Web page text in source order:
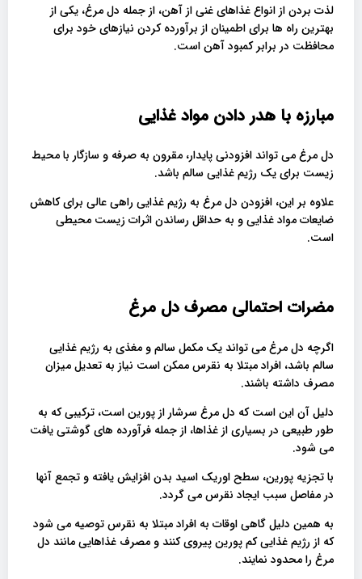
لذت بردن از انواع غذاهای غنی از آهن، از جمله دل مرغ، یکی از
بهترین راه ها برای اطمینان از برآورده کردن نیازهای خود برای
محافظت در برابر کمبود آهن است.
مبارزه با هدر دادن مواد غذایی
دل مرغ می تواند افزودنی پایدار، مقرون به صرفه و سازگار با محیط
زیست برای یک رژیم غذایی سالم باشد.
علاوه بر این، افزودن دل مرغ به رژیم غذایی راهی عالی برای کاهش
ضایعات مواد غذایی و به حداقل رساندن اثرات زیست محیطی
است.
مضرات احتمالی مصرف دل مرغ
اگرچه دل مرغ می تواند یک مکمل سالم و مغذی به رژیم غذایی
سالم باشد، افراد مبتلا به نقرس ممکن است نیاز به تعدیل میزان
مصرف داشته باشند.
دلیل آن این است که دل مرغ سرشار از پورین است، ترکیبی که به
طور طبیعی در بسیاری از غذاها، از جمله فرآورده های گوشتی یافت
می شود.
با تجزیه پورین، سطح اوریک اسید بدن افزایش یافته و تجمع آنها
در مفاصل سبب ایجاد نقرس می گردد.
به همین دلیل گاهی اوقات به افراد مبتلا به نقرس توصیه می شود
که از رژیم غذایی کم پورین پیروی کنند و مصرف غذاهایی مانند دل
مرغ را محدود نمایند.